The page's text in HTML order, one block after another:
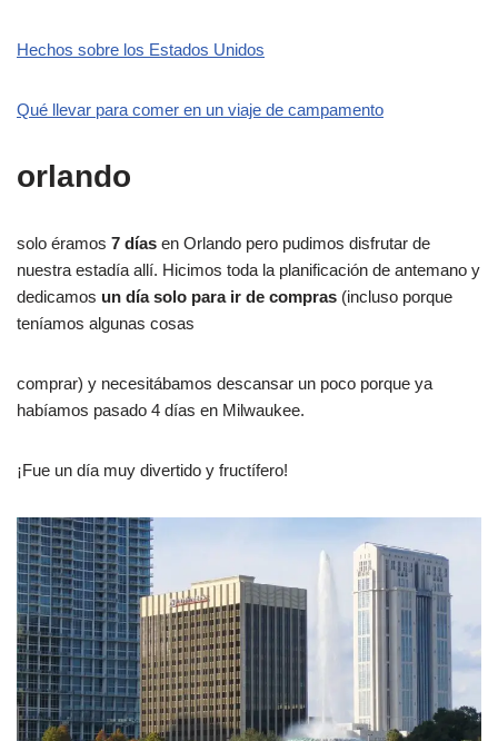
Hechos sobre los Estados Unidos
Qué llevar para comer en un viaje de campamento
orlando
solo éramos 7 días en Orlando pero pudimos disfrutar de
nuestra estadía allí. Hicimos toda la planificación de antemano y
dedicamos un día solo para ir de compras (incluso porque
teníamos algunas cosas
comprar) y necesitábamos descansar un poco porque ya
habíamos pasado 4 días en Milwaukee.
¡Fue un día muy divertido y fructífero!